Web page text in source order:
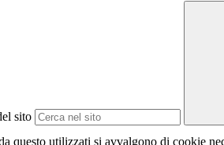
sito
questo utilizzati si avvalgono di cookie